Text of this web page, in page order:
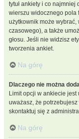
tytuł ankiety i co
wierszu widocznego pola
użytkownik może wybrać,
czasowego), a także
głosu. Jeśli nie widzisz
tworzenia ankiet.
Na górę
Dlaczego nie można
Limit opcji w ankiecie jest
uważasz, że
skontaktuj się z
Na górę